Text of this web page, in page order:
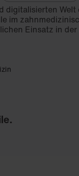
digitalisierten
im
Einsatz in